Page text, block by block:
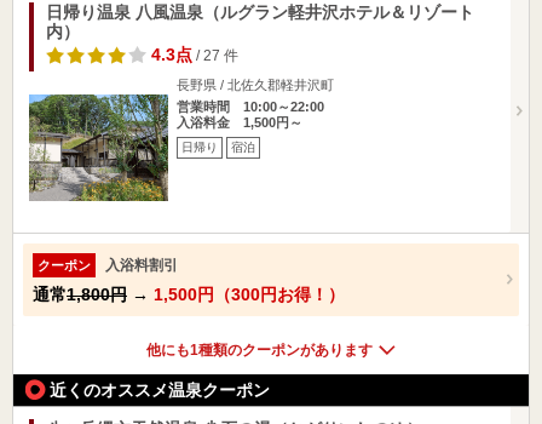
日帰り温泉 八風温泉（ルグラン軽井沢ホテル＆リゾート
内）
4.3点/ 27 件
長野県 / 北佐久郡軽井沢町
営業時間 10:00～22:00
入浴料金 1,500円～
日帰り 宿泊
クーポン 入浴料割引
通常1,800円 → 1,500円（300円お得！）
他にも1種類のクーポンがあります
近くのオススメ温泉クーポン